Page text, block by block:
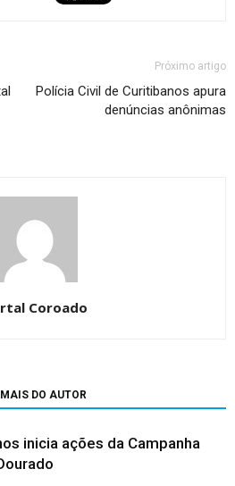
Próximo artigo
Polícia Civil de Curitibanos apura
denúncias anônimas
Coroado
MAIS DO AUTOR
inicia ações da Campanha